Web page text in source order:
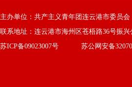
主办单位：共产主义青年团连云港市委员
联系地址：连云港市海州区苍梧路36号振
苏ICP备09023007号
苏公网安备